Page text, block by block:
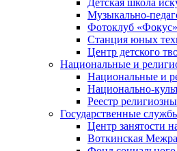
Детская школа
Музыкально-
Фотоклуб «Фокус»
Станция юных
Центр детского
Национальные и
Национальные и
Национально-
Реестр
Государственные
Центр занятости
Воткинская